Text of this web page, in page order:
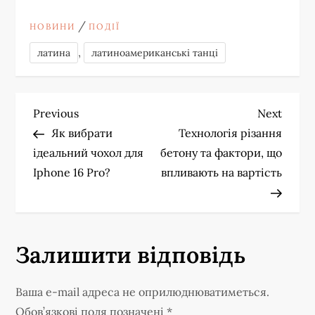
НОВИНИ / ПОДІЇ
латина , латиноамериканські танці
Н
а
в
г
а
Previous
Post
Previous
Як вибрати
ідеальний чохол для
Iphone 16 Pro?
Next
Post
Next
Технологія різання
бетону та фактори, що
впливають на вартість
Залишити відповідь
Ваша e-mail адреса не оприлюднюватиметься.
Обов’язкові поля позначені*